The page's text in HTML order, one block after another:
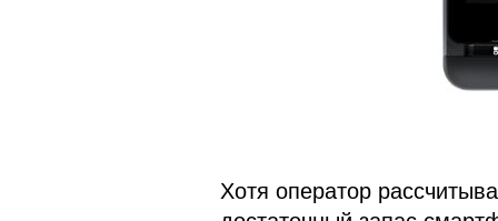
Хотя оператор